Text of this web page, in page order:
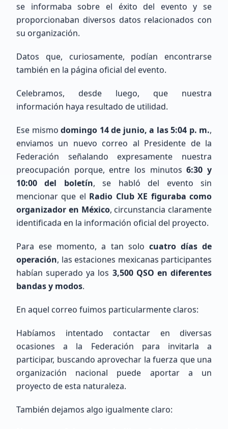
Cargando mapa de ubicaciones...
Últimos Registros
Jan Jeronimus
PD1LAB
Intermedio (2-10 años)
Sin Indicativo
se informaba sobre el éxito del evento y se
proporcionaban diversos datos relacionados con
su organización.
Datos que, curiosamente, podían encontrarse
también en la página oficial del evento.
Celebramos, desde luego, que nuestra
información haya resultado de utilidad.
Ese mismo domingo 14 de junio, a las 5:04 p. m.,
enviamos un nuevo correo al Presidente de la
Federación señalando expresamente nuestra
preocupación porque, entre los minutos6:30 y
10:00 del boletín, se habló del evento sin
mencionar que el Radio Club XE figuraba como
organizador en México, circunstancia claramente
identificada en la información oficial del proyecto.
Para ese momento, a tan solo cuatro días de
operación, las estaciones mexicanas participantes
habían superado ya los 3,500 QSO en diferentes
bandas y modos.
En aquel correo fuimos particularmente claros:
Habíamos intentado contactar en diversas
ocasiones a la Federación para invitarla a
participar, buscando aprovechar la fuerza que una
organización nacional puede aportar a un
proyecto de esta naturaleza.
También dejamos algo igualmente claro: